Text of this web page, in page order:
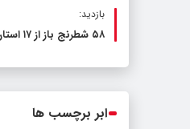
بازدید:
۵۸ شطرنج‌ باز از ۱۷ استان در حال رقابت در گلمکان
ابر برچسب ها